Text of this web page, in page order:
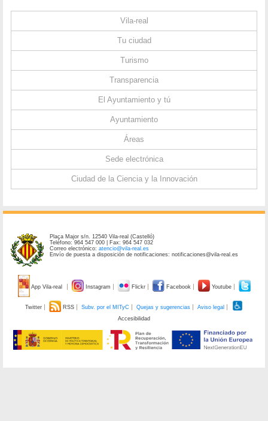
Vila-real
Tu ciudad
Turismo
Transparencia
El Ayuntamiento y tú
Ayuntamiento
Áreas
Sede electrónica
Ciudad de la Ciencia y la Innovación
Plaça Major s/n. 12540 Vila-real (Castelló)
Teléfono: 964 547 000 | Fax: 964 547 032
Correo electrónico:atencio@vila-real.es
Envío de puesta a disposición de notificaciones: notificaciones@vila-real.es
App Vila-real Instagram Flickr Facebook Youtube
Twitter RSS Subv. por el MITyC Quejas y sugerencias
Aviso legal
Accesibilidad